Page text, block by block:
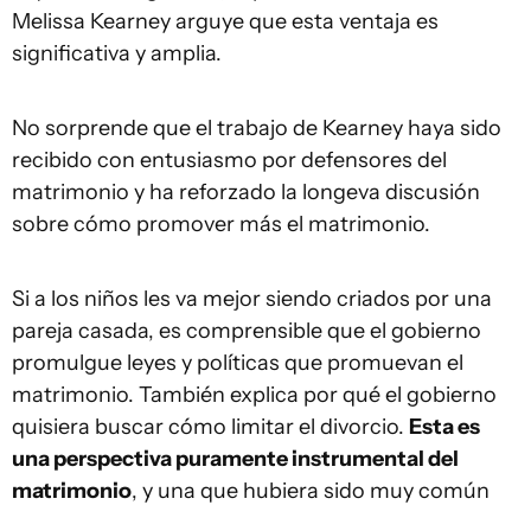
Melissa Kearney arguye que esta ventaja es
significativa y amplia.
No sorprende que el trabajo de Kearney haya sido
recibido con entusiasmo por defensores del
matrimonio y ha reforzado la longeva discusión
sobre cómo promover más el matrimonio.
Si a los niños les va mejor siendo criados por una
pareja casada, es comprensible que el gobierno
promulgue leyes y políticas que promuevan el
matrimonio. También explica por qué el gobierno
quisiera buscar cómo limitar el divorcio. Esta es
una perspectiva puramente instrumental del
matrimonio, y una que hubiera sido muy común